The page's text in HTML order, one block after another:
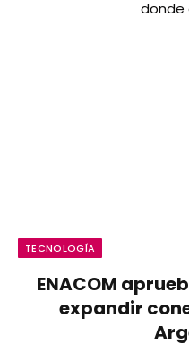
donde
TECNOLOGÍA
ENACOM
expandir